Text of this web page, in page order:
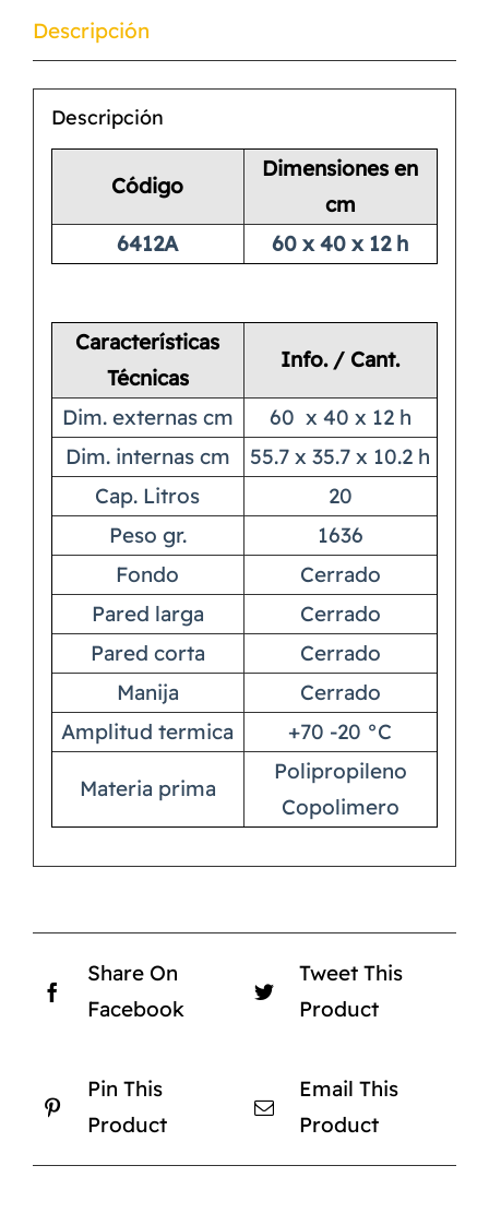
Descripción
Descripción
Código
Dimensiones en
cm
6412A
60 x 40 x 12 h
Características
Técnicas
Info. / Cant.
Dim. externas cm
60 x 40 x 12 h
Dim. internas cm
55.7 x 35.7 x 10.2 h
Cap. Litros
20
Peso gr.
1636
Fondo
Cerrado
Pared larga
Cerrado
Pared corta
Cerrado
Manija
Cerrado
Amplitud termica
+70 -20 °C
Materia prima
Polipropileno
Copolimero
Share On
Facebook
Tweet This
Product
Pin This
Product
Email This
Product